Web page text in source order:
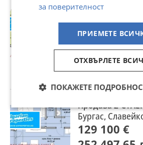
Продава 3-
Бургас,
185 553 €
362 910,12
Цената е с
Продава 2-
Бургас,
129 100 €
за поверителност
ПРИЕМЕТЕ
ОТХВЪРЛЕТЕ
ПОКАЖЕТЕ